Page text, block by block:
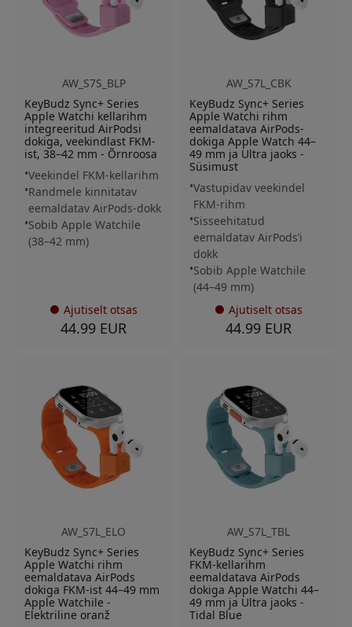
AW_S7S_BLP
KeyBudz Sync+ Series
Apple Watchi kellarihm
integreeritud AirPodsi
dokiga, veekindlast FKM-
ist, 38–42 mm - Õrnroosa
Veekindel FKM-kellarihm
Randmele kinnitatav
eemaldatav AirPods-dokk
Sobib Apple Watchile
(38–42 mm)
Ajutiselt otsas
44.99 EUR
AW_S7L_CBK
KeyBudz Sync+ Series
Apple Watchi rihm
eemaldatava AirPods-
dokiga Apple Watch 44–
49 mm ja Ultra jaoks -
Süsimust
Vastupidav veekindel
FKM-rihm
Sisseehitatud
eemaldatav AirPods’i
dokk
Sobib Apple Watchile
(44–49 mm)
Ajutiselt otsas
44.99 EUR
AW_S7L_ELO
KeyBudz Sync+ Series
Apple Watchi rihm
eemaldatava AirPods
dokiga FKM-ist 44–49 mm
Apple Watchile -
Elektriline oranž
AW_S7L_TBL
KeyBudz Sync+ Series
FKM-kellarihm
eemaldatava AirPods
dokiga Apple Watchi 44–
49 mm ja Ultra jaoks -
Tidal Blue